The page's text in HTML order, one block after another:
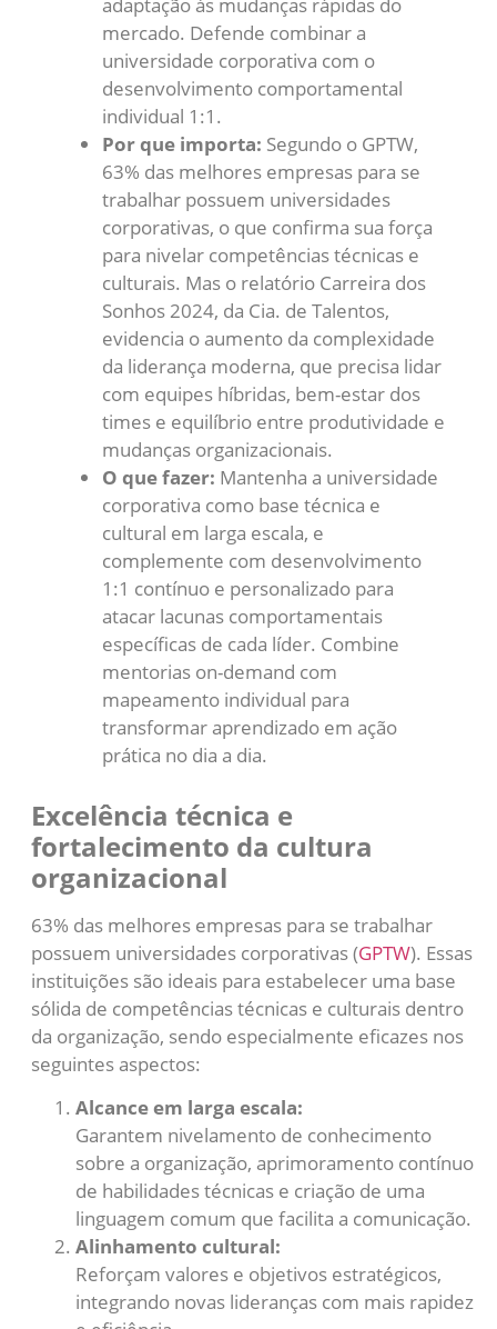
mercado. Defende combinar a
universidade corporativa com o
desenvolvimento comportamental
individual 1:1.
Por que importa: Segundo o GPTW,
63% das melhores empresas para se
trabalhar possuem universidades
corporativas, o que confirma sua força
para nivelar competências técnicas e
culturais. Mas o relatório Carreira dos
Sonhos 2024, da Cia. de Talentos,
evidencia o aumento da complexidade
da liderança moderna, que precisa lidar
com equipes híbridas, bem-estar dos
times e equilíbrio entre produtividade e
mudanças organizacionais.
O que fazer: Mantenha a universidade
corporativa como base técnica e
cultural em larga escala, e
complemente com desenvolvimento
1:1 contínuo e personalizado para
atacar lacunas comportamentais
específicas de cada líder. Combine
mentorias on-demand com
mapeamento individual para
transformar aprendizado em ação
prática no dia a dia.
Excelência técnica e
fortalecimento da cultura
organizacional
63% das melhores empresas para se trabalhar
possuem universidades corporativas (GPTW). Essas
instituições são ideais para estabelecer uma base
sólida de competências técnicas e culturais dentro
da organização, sendo especialmente eficazes nos
seguintes aspectos:
Alcance em larga escala:
Garantem nivelamento de conhecimento
sobre a organização, aprimoramento contínuo
de habilidades técnicas e criação de uma
linguagem comum que facilita a comunicação.
Alinhamento cultural:
Reforçam valores e objetivos estratégicos,
integrando novas lideranças com mais rapidez